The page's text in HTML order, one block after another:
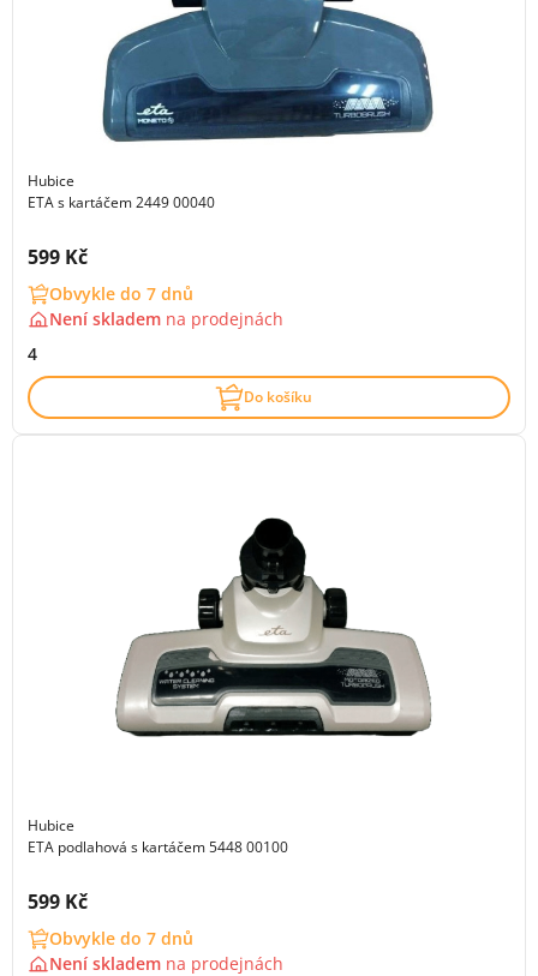
Hubice
ETA s kartáčem 2449 00040
Cena s DPH:
599 Kč
Obvykle do 7 dnů
Není skladem na prodejnách
4
Do košíku
Hubice
ETA podlahová s kartáčem 5448 00100
Cena s DPH:
599 Kč
Obvykle do 7 dnů
Není skladem na prodejnách